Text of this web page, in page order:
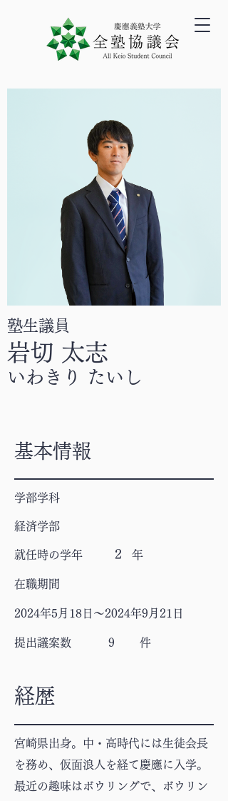
​塾生議員
岩切 太志
いわきり たいし
基本情報
学部学科
経済学部
​就任時の学年 年
2
在職期間
2024年5月18日～2024年9月21日
​提出議案数 件
9
経歴
宮崎県出身。中・高時代には生徒会長
を務め、仮面浪人を経て慶應に入学。
最近の趣味はボウリングで、ボウリン